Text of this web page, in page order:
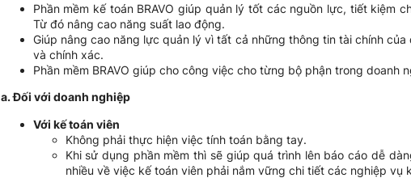
Phần mềm kế toán BRAVO giúp quản lý tốt các nguồn lực, tiết kiệm
Từ đó nâng cao năng suất lao động.
Giúp nâng cao năng lực quản lý vì tất cả những thông tin tài chính
và chính xác.
Phần mềm BRAVO giúp cho công việc cho từng bộ phận trong doanh
a. Đối với doanh nghiệp
Với kế toán viên
Không phải thực hiện việc tính toán bằng tay.
Khi sử dụng phần mềm thì sẽ giúp quá trình lên báo cáo dễ
nhiều về việc kế toán viên phải nắm vững chi tiết các nghiệp vụ